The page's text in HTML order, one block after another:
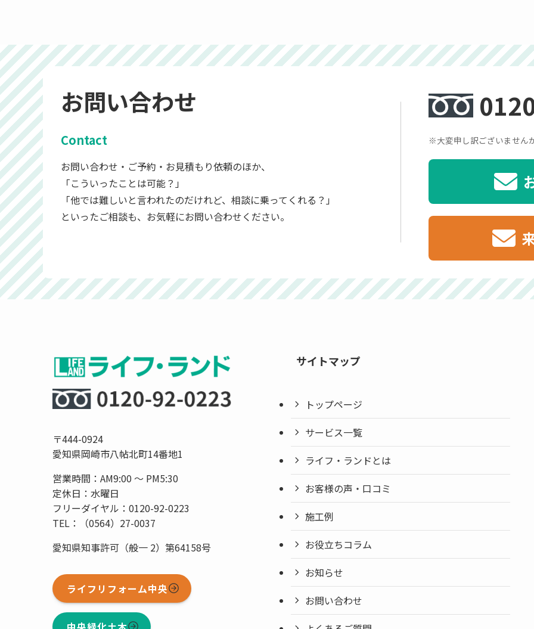
お問い合わせ
Contact
お問い合わせ・ご予約・お見積もり依頼のほか、
「こういったことは可能？」
「他では難しいと言われたのだけれど、相談に乗ってくれる？」
といったご相談も、お気軽にお問い合わせください。
※大変申し訳ございません
〒444-0924
愛知県岡崎市八帖北町14番地1
営業時間：AM9:00 〜 PM5:30
定休日：水曜日
フリーダイヤル：0120-92-0223
TEL：（0564）27-0037
愛知県知事許可（般一 2）第64158号
ライフリフォーム中央
サイトマップ
トップページ
サービス一覧
ライフ・ランドとは
お客様の声・口コミ
施工例
お役立ちコラム
お知らせ
お問い合わせ